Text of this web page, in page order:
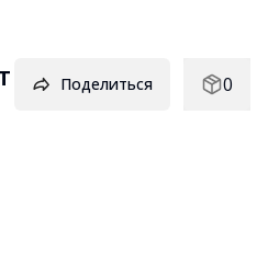
Поделиться 0